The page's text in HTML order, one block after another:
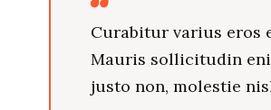
Curabitur varius eros
Mauris sollicitudin
justo non, molestie